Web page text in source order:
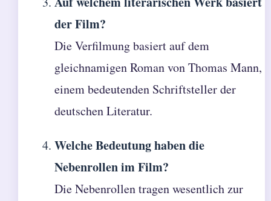
der Film?
Die Verfilmung basiert auf dem
gleichnamigen Roman von Thomas Mann,
einem bedeutenden Schriftsteller der
deutschen Literatur.
Welche Bedeutung haben die
Nebenrollen im Film?
Die Nebenrollen tragen wesentlich zur